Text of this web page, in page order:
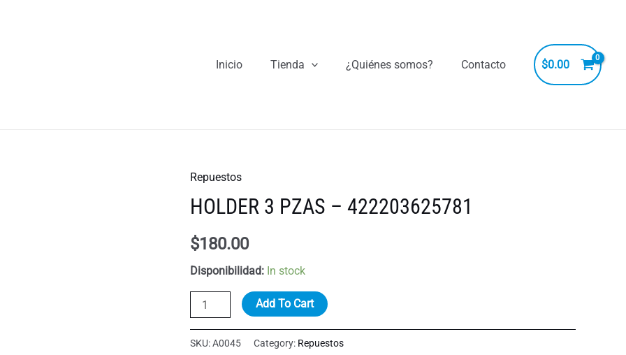
Inicio
Tienda ¿Quiénes somos? Contacto $0.00
Repuestos
HOLDER 3 PZAS – 422203625781
$180.00
Disponibilidad: In stock
HOLDER
3
PZAS
Add To Cart
SKU:A0045 Category: Repuestos